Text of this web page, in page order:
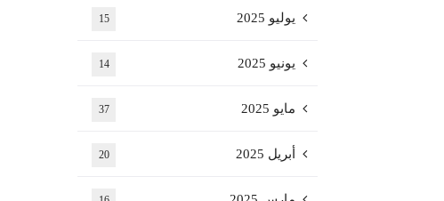
يوليو 2025 15
يونيو 2025 14
مايو 2025 37
أبريل 2025 20